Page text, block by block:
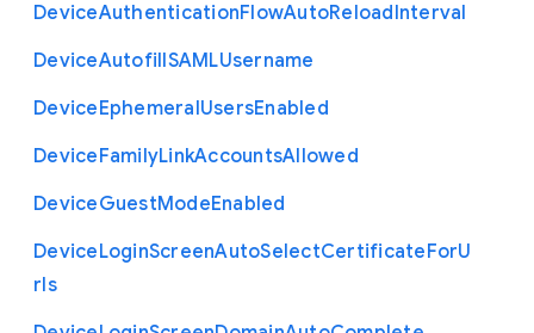
DeviceAuthenticationFlowAutoReloadInterval
DeviceAutofillSAMLUsername
DeviceEphemeralUsersEnabled
DeviceFamilyLinkAccountsAllowed
DeviceGuestModeEnabled
DeviceLoginScreenAutoSelectCertificateForU
rls